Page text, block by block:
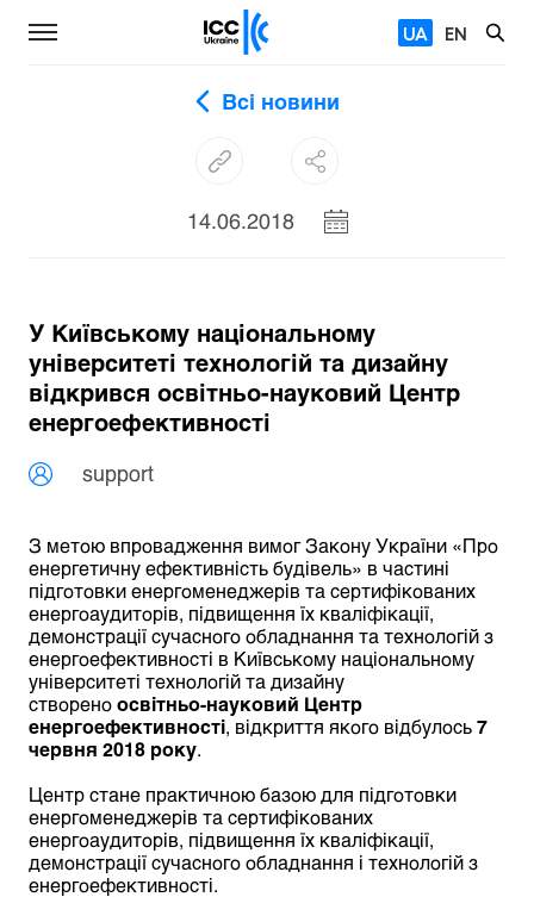
UA EN
Всі новини
14.06.2018
У Київському національному
університеті технологій та дизайну
відкрився освітньо-науковий Центр
енергоефективності
support
З метою впровадження вимог Закону України «Про
енергетичну ефективність будівель» в частині
підготовки енергоменеджерів та сертифікованих
енергоаудиторів, підвищення їх кваліфікації,
демонстрації сучасного обладнання та технологій з
енергоефективності в Київському національному
університеті технологій та дизайну
створено освітньо-науковий Центр
енергоефективності, відкриття якого відбулось 7
червня 2018 року.
Центр стане практичною базою для підготовки
енергоменеджерів та сертифікованих
енергоаудиторів, підвищення їх кваліфікації,
демонстрації сучасного обладнання і технологій з
енергоефективності.